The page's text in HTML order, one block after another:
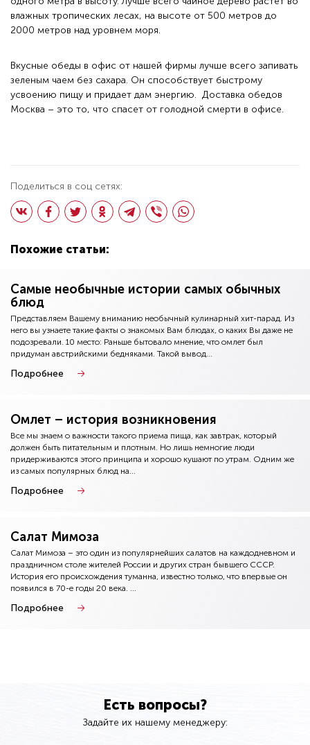
влажных тропических лесах, на высоте от 500 метров до
2000 метров над уровнем моря.
Вкусные обеды в офис от нашей фирмы лучше всего запивать
зеленым чаем без сахара. Он способствует быстрому
усвоению пищу и придает дам энергию. Доставка обедов
Москва – это то, что спасет от голодной смерти в офисе.
Поделиться в соц сетях:
Похожие статьи:
Самые необычные истории самых обычных
блюд
Представляем Вашему вниманию необычный кулинарный хит-парад. Из
него вы узнаете такие факты о знакомых Вам блюдах, о каких Вы даже не
подозревали. 10 место: Раньше бытовало мнение, что омлет был
придуман австрийскими бедняками. Такой вывод...
Подробнее
Омлет – история возникновения
Все мы знаем о важности такого приема пища, как завтрак, который
должен быть питательным и плотным. Но лишь немногие люди
придерживаются этого принципа и хорошо кушают по утрам. Одним же
из самых популярных блюд на...
Подробнее
Салат Мимоза
Салат Мимоза – это один из популярнейших салатов на каждодневном и
праздничном столе жителей России и других стран бывшего СССР.
История его происхождения туманна, известно только, что впервые он
появился в 70-е годы 20 века. ...
Подробнее
Есть вопросы?
Задайте их нашему менеджеру: